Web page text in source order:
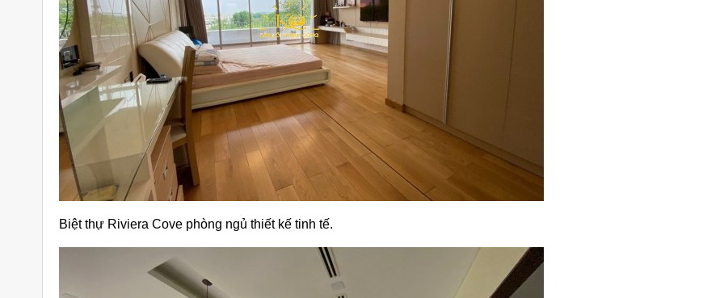
Biệt thự Riviera Cove phòng ngủ thiết kế tinh tế.